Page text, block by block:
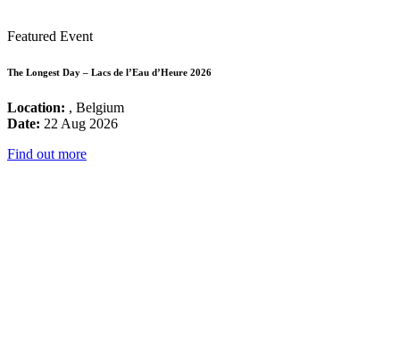
Featured Event
The Longest Day – Lacs de l’Eau d’Heure 2026
Location: , Belgium
Date: 22 Aug 2026
Find out more